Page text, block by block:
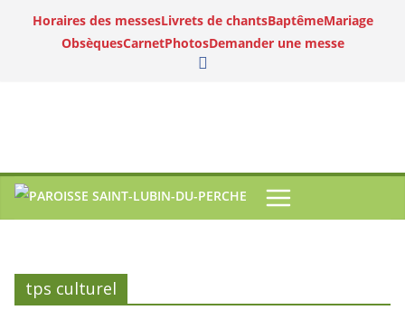
Horaires des messesLivrets de chantsBaptêmeMariage
ObsèquesCarnetPhotosDemander une messe
tps culturel